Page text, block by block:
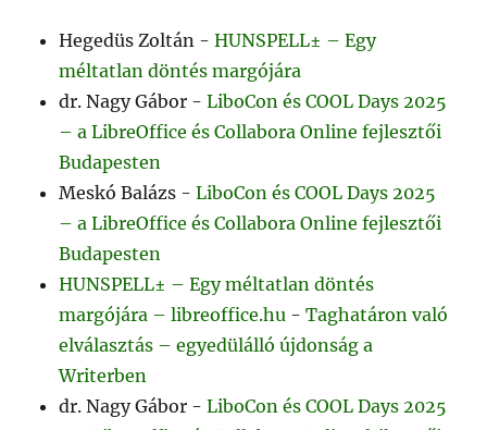
Hegedüs Zoltán -HUNSPELL± – Egy
méltatlan döntés margójára
dr. Nagy Gábor -LiboCon és COOL Days 2025
– a LibreOffice és Collabora Online fejlesztői
Budapesten
Meskó Balázs -LiboCon és COOL Days 2025
– a LibreOffice és Collabora Online fejlesztői
Budapesten
HUNSPELL± – Egy méltatlan döntés
margójára – libreoffice.hu -Taghatáron való
elválasztás – egyedülálló újdonság a
Writerben
dr. Nagy Gábor -LiboCon és COOL Days 2025